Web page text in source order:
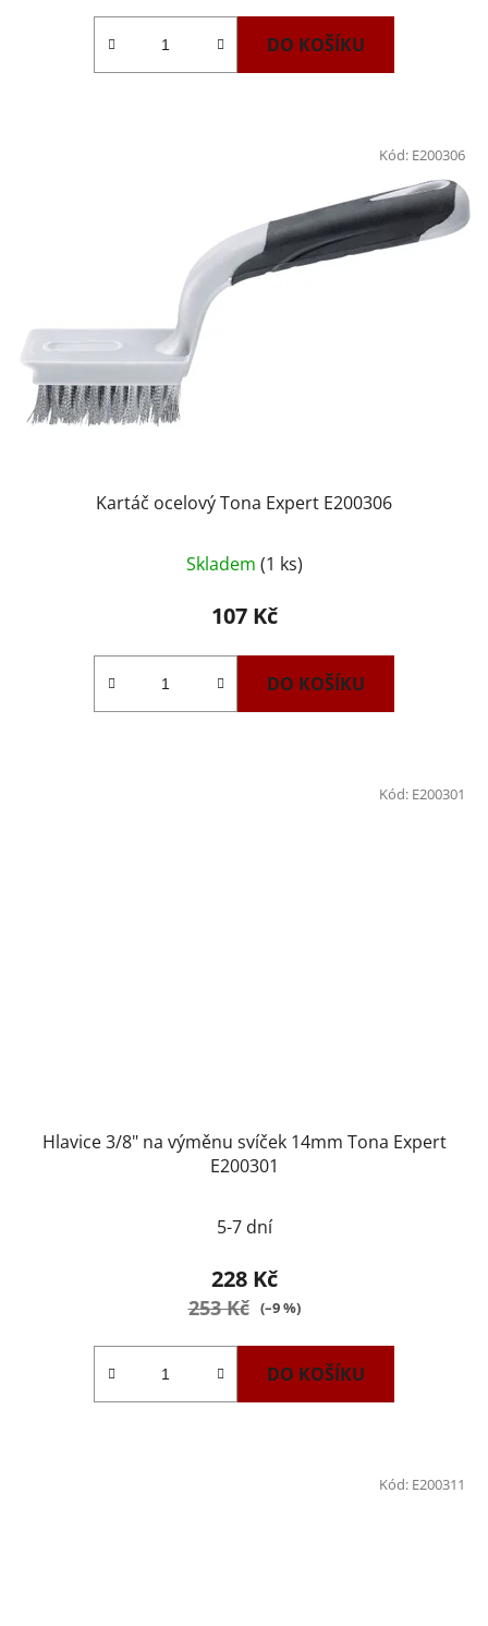
DO KOŠÍKU
Kartáč ocelový Tona Expert E200306
Skladem (1 ks)
107 Kč
DO KOŠÍKU
Kód: E200306
Hlavice 3/8" na výměnu svíček 14mm Tona Expert
E200301
5-7 dní
228 Kč
253 Kč (–9 %)
DO KOŠÍKU
Kód: E200301
Kód: E200311